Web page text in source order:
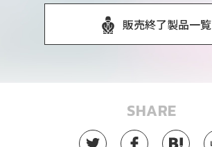
販売終了製品一覧
SHARE